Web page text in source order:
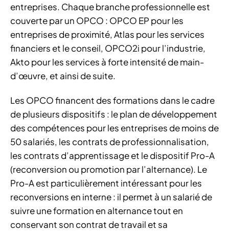
entreprises. Chaque branche professionnelle est
couverte par un OPCO : OPCO EP pour les
entreprises de proximité, Atlas pour les services
financiers et le conseil, OPCO2i pour l’industrie,
Akto pour les services à forte intensité de main-
d’œuvre, et ainsi de suite.
Les OPCO financent des formations dans le cadre
de plusieurs dispositifs : le plan de développement
des compétences pour les entreprises de moins de
50 salariés, les contrats de professionnalisation,
les contrats d’apprentissage et le dispositif Pro-A
(reconversion ou promotion par l’alternance). Le
Pro-A est particulièrement intéressant pour les
reconversions en interne : il permet à un salarié de
suivre une formation en alternance tout en
conservant son contrat de travail et sa